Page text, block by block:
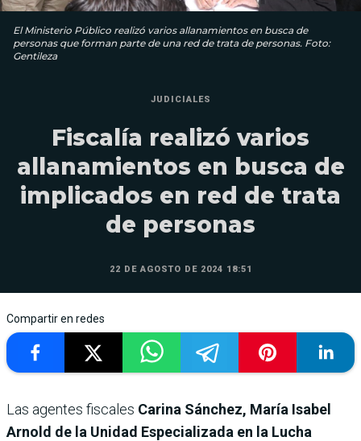
El Ministerio Público realizó varios allanamientos en busca de
personas que forman parte de una red de trata de personas. Foto:
Gentileza
JUDICIALES
Fiscalía realizó varios
allanamientos en busca de
implicados en red de trata
de personas
22 DE AGOSTO DE 2024 18:51
Compartir en redes
Las agentes fiscales Carina Sánchez, María Isabel
Arnold de la Unidad Especializada en la Lucha